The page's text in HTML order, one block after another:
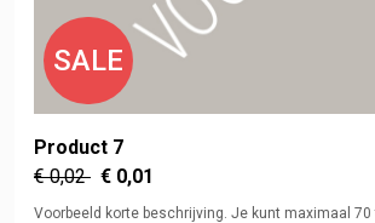
SALE
Product 7
€ 0,02 € 0,01
Voorbeeld korte beschrijving. Je kunt maximaal 70